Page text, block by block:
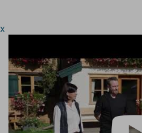
MyMountainNature
Aktionärsinfos
Ansprechpartner
Geschichte
Technische Daten
Freie Stellen
x